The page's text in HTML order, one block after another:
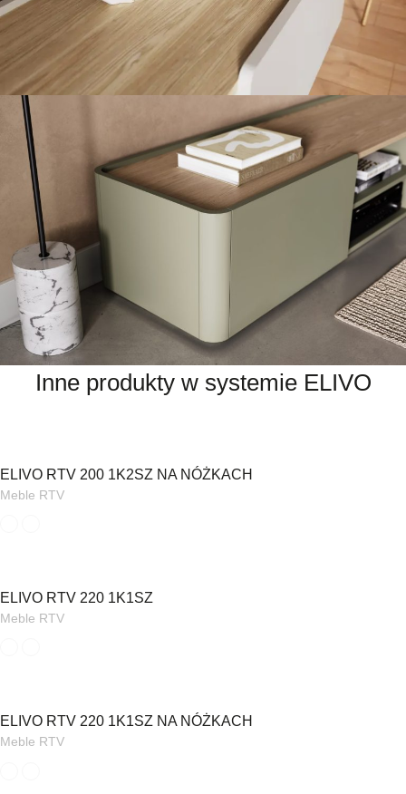
Inne produkty w systemie ELIVO
ELIVO RTV 200 1K2SZ NA NÓŻKACH
Meble RTV
ELIVO RTV 220 1K1SZ
Meble RTV
ELIVO RTV 220 1K1SZ NA NÓŻKACH
Meble RTV